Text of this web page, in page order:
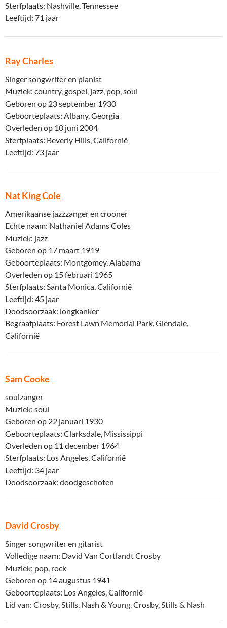
Sterfplaats: Nashville, Tennessee
Leeftijd: 71 jaar
Ray Charles
Singer songwriter en pianist
Muziek: country, gospel, jazz, pop, soul
Geboren op 23 september 1930
Geboorteplaats: Albany, Georgia
Overleden op 10 juni 2004
Sterfplaats: Beverly Hills, Californië
Leeftijd: 73 jaar
Nat King Cole
Amerikaanse jazzzanger en crooner
Echte naam: Nathaniel Adams Coles
Muziek: jazz
Geboren op 17 maart 1919
Geboorteplaats: Montgomey, Alabama
Overleden op 15 februari 1965
Sterfplaats: Santa Monica, Californië
Leeftijd: 45 jaar
Doodsoorzaak: longkanker
Begraafplaats: Forest Lawn Memorial Park, Glendale,
Californië
Sam Cooke
soulzanger
Muziek: soul
Geboren op 22 januari 1930
Geboorteplaats: Clarksdale, Mississippi
Overleden op 11 december 1964
Sterfplaats: Los Angeles, Californië
Leeftijd: 34 jaar
Doodsoorzaak: doodgeschoten
David Crosby
Singer songwriter en gitarist
Volledige naam: David Van Cortlandt Crosby
Muziek; pop, rock
Geboren op 14 augustus 1941
Geboorteplaats: Los Angeles, Californië
Lid van: Crosby, Stills, Nash & Young. Crosby, Stills & Nash